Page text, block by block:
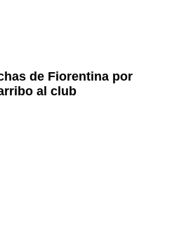
de Fiorentina por
al club